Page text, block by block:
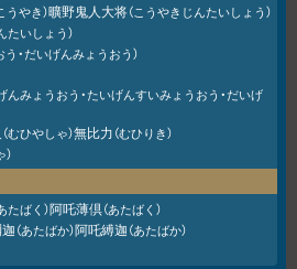
うやき）曠野鬼人大将（こうやきじんたいしょう）
たいしょう）
・だいげんみょうおう）
んみょうおう・たいげんすいみょうおう・だいげ
（むひやしゃ）無比力（むひりき）
たばく）阿吒薄倶（あたばく）
（あたばか）阿吒縛迦（あたばか）